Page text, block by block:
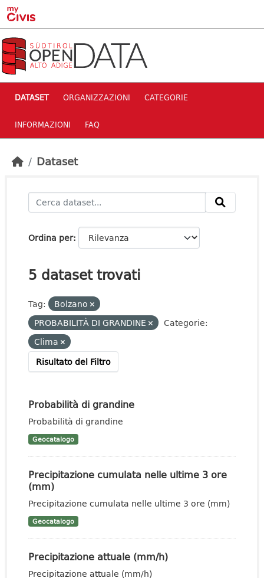
Skip to main content
DATASET ORGANIZZAZIONI CATEGORIE
INFORMAZIONI FAQ
Dataset
Ordina per
5 dataset trovati
Tag:
Bolzano
PROBABILITÀ DI GRANDINE
Categorie:
Clima
Risultato del Filtro
Probabilità di grandine
Probabilità di grandine
Geocatalogo
Precipitazione cumulata nelle ultime 3 ore
(mm)
Precipitazione cumulata nelle ultime 3 ore (mm)
Geocatalogo
Precipitazione attuale (mm/h)
Precipitazione attuale (mm/h)